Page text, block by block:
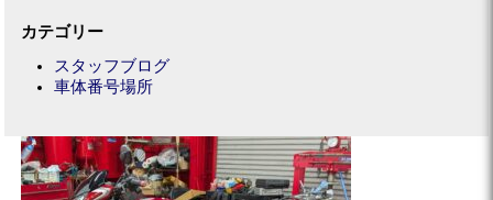
カテゴリー
スタッフブログ
車体番号場所